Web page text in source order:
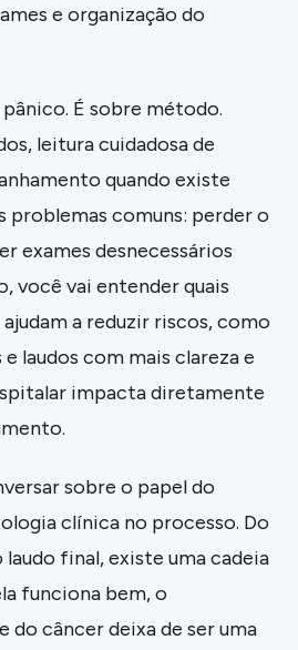
e organização do
É sobre método.
leitura cuidadosa de
quando existe
problemas comuns: perder o
exames desnecessários
você vai entender quais
a reduzir riscos, como
laudos com mais clareza e
impacta diretamente
sobre o papel do
clínica no processo. Do
final, existe uma cadeia
funciona bem, o
câncer deixa de ser uma